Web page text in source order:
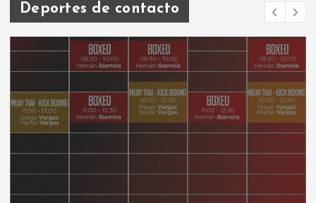
Deportes de contacto